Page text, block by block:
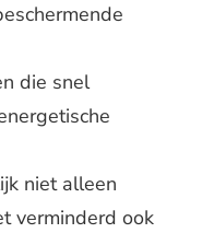
die snel
niet alleen
verminderd ook